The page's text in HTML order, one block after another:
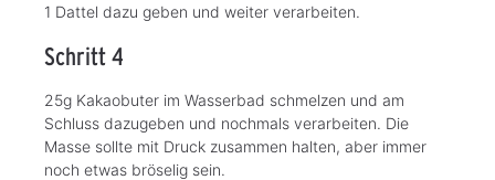
1 Dattel dazu geben und weiter verarbeiten.
Schritt 4
25g Kakaobuter im Wasserbad schmelzen und am
Schluss dazugeben und nochmals verarbeiten. Die
Masse sollte mit Druck zusammen halten, aber immer
noch etwas bröselig sein.